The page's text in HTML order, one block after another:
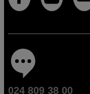
024 809 38 00